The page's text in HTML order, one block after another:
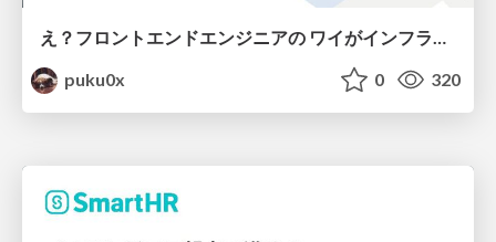
え？フロントエンドエンジニアの ワイがインフラも！？
puku0x
0 320